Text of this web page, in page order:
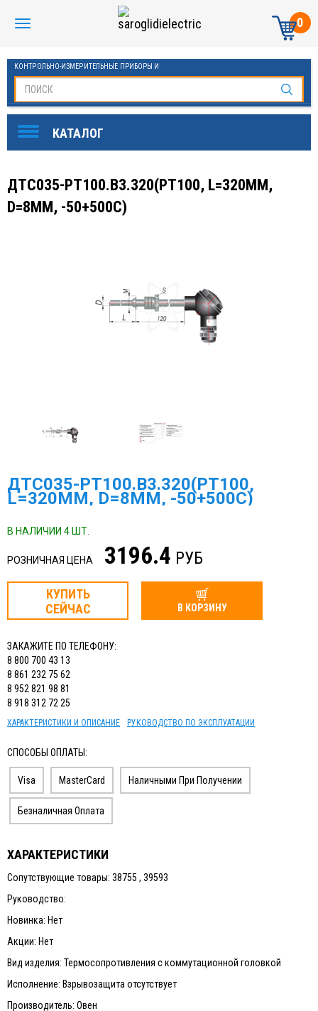
0
КОНТРОЛЬНО-ИЗМЕРИТЕЛЬНЫЕ ПРИБОРЫ И
ДТС035-РТ100.В3.320(PT100, L=320ММ,
D=8ММ, -50+500С)
ДТС035-РТ100.В3.320(PT100,
L=320ММ, D=8ММ, -50+500С)
В НАЛИЧИИ 4 ШТ.
РОЗНИЧНАЯ ЦЕНА 3196.4 РУБ
КУПИТЬ
СЕЙЧАС
В КОРЗИНУ
ЗАКАЖИТЕ ПО ТЕЛЕФОНУ:
8 800 700 43 13
8 861 232 75 62
8 952 821 98 81
8 918 312 72 25
ХАРАКТЕРИСТИКИ И ОПИСАНИЕ РУКОВОДСТВО ПО ЭКСПЛУАТАЦИИ
СПОСОБЫ ОПЛАТЫ:
Visa MasterCard Наличными При Получении
Безналичная Оплата
ХАРАКТЕРИСТИКИ
Сопутствующие товары: 38755 , 39593
Руководство:
Новинка: Нет
Акции: Нет
Вид изделия: Термосопротивления с коммутационной головкой
Исполнение: Взрывозащита отсутствует
Производитель: Овен